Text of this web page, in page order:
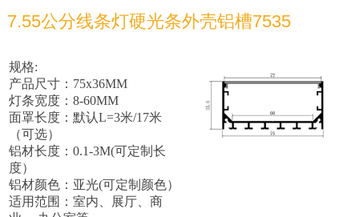
7.55公分线条灯硬光条外壳铝槽7535
规格:
产品尺寸：75x36MM
灯条宽度：8-60MM
面罩长度：默认L=3米/17米
（可选）
铝材长度：0.1-3M(可定制长
度）
铝材颜色：亚光(可定制颜色）
适用范围：室内、展厅、商